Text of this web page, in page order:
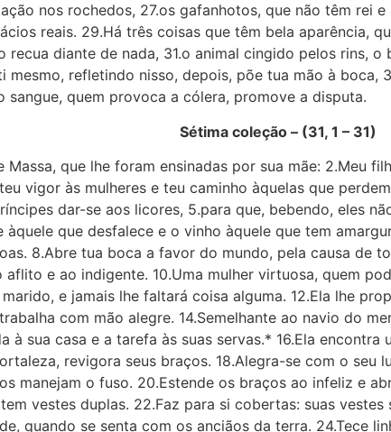
nos rochedos, 27.os gafanhotos, que não têm rei
reais. 29.Há três coisas que têm bela aparência,
recua diante de nada, 31.o animal cingido pelos rins,
mesmo, refletindo nisso, depois, põe tua mão à
quem provoca a cólera, promove a disputa.
Sétima coleção – (31, 1 – 31)
Massa, que lhe foram ensinadas por sua mãe: 2.Meu
vigor às mulheres e teu caminho àquelas que
dar-se aos licores, 5.para que, bebendo, eles
que desfalece e o vinho àquele que tem
8.Abre tua boca a favor do mundo, pela causa de
e ao indigente. 10.Uma mulher virtuosa, quem
e jamais lhe faltará coisa alguma. 12.Ela lhe
com mão alegre. 14.Semelhante ao navio do
à sua casa e a tarefa às suas servas.* 16.Ela
revigora seus braços. 18.Alegra-se com o seu
manejam o fuso. 20.Estende os braços ao infeliz e
vestes duplas. 22.Faz para si cobertas: suas
quando se senta com os anciãos da terra. 24.Tece